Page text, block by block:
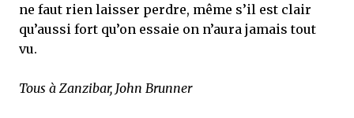
ne faut rien laisser perdre, même s’il est clair
qu’aussi fort qu’on essaie on n’aura jamais tout
vu.
Tous à Zanzibar, John Brunner